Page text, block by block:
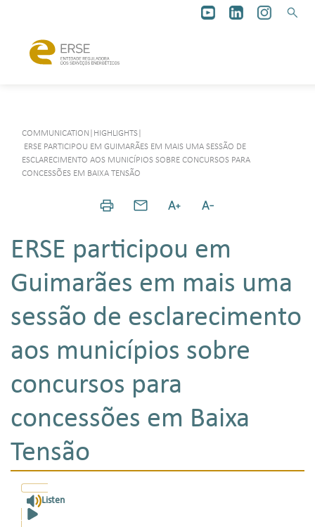
COMMUNICATION HIGHLIGHTS
ERSE PARTICIPOU EM GUIMARÃES EM MAIS UMA SESSÃO DE
ESCLARECIMENTO AOS MUNICÍPIOS SOBRE CONCURSOS PARA
CONCESSÕES EM BAIXA TENSÃO
ERSE participou em
Guimarães em mais uma
sessão de esclarecimento
aos municípios sobre
concursos para
concessões em Baixa
Tensão
Listen